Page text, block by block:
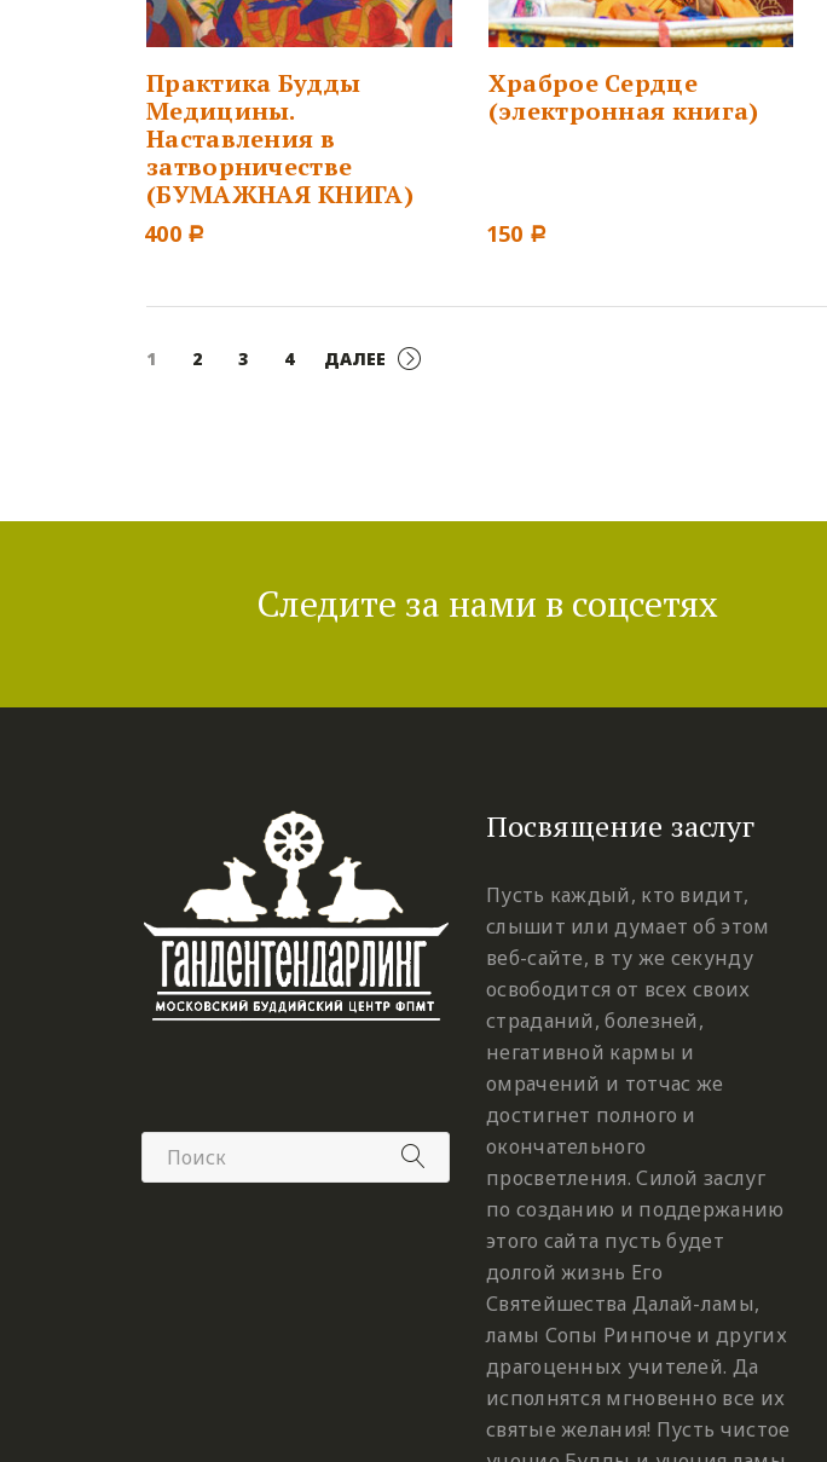
Практика Будды
Медицины.
Наставления в
затворничестве
(БУМАЖНАЯ КНИГА)
400 Р
Храброе Сердце
(электронная книга)
150 Р
1 2 3 4 ДАЛЕЕ
Следите за нами в соцсетях
Посвящение заслуг
Пусть каждый, кто видит,
слышит или думает об этом
веб-сайте, в ту же секунду
освободится от всех своих
страданий, болезней,
негативной кармы и
омрачений и тотчас же
достигнет полного и
окончательного
просветления. Силой заслуг
по созданию и поддержанию
этого сайта пусть будет
долгой жизнь Его
Святейшества Далай-ламы,
ламы Сопы Ринпоче и других
драгоценных учителей. Да
исполнятся мгновенно все их
святые желания! Пусть чистое